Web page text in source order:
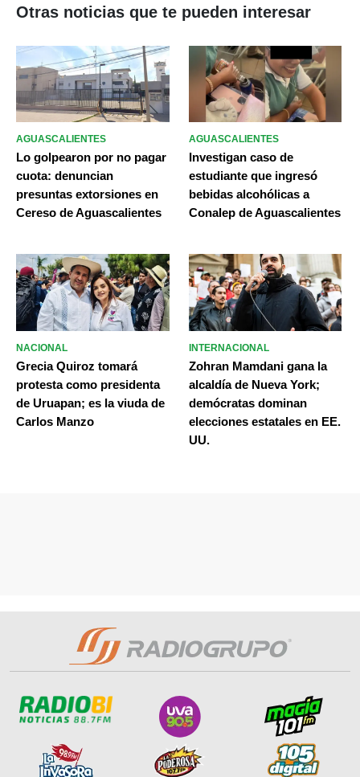
Otras noticias que te pueden interesar
AGUASCALIENTES
Lo golpearon por no pagar
cuota: denuncian
presuntas extorsiones en
Cereso de Aguascalientes
AGUASCALIENTES
Investigan caso de
estudiante que ingresó
bebidas alcohólicas a
Conalep de Aguascalientes
NACIONAL
Grecia Quiroz tomará
protesta como presidenta
de Uruapan; es la viuda de
Carlos Manzo
INTERNACIONAL
Zohran Mamdani gana la
alcaldía de Nueva York;
demócratas dominan
elecciones estatales en EE.
UU.